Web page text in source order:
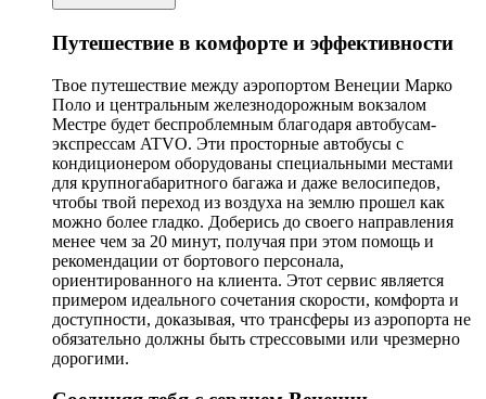
Путешествие в комфорте и эффективности
Твое путешествие между аэропортом Венеции Марко
Поло и центральным железнодорожным вокзалом
Местре будет беспроблемным благодаря автобусам-
экспрессам ATVO. Эти просторные автобусы с
кондиционером оборудованы специальными местами
для крупногабаритного багажа и даже велосипедов,
чтобы твой переход из воздуха на землю прошел как
можно более гладко. Доберись до своего направления
менее чем за 20 минут, получая при этом помощь и
рекомендации от бортового персонала,
ориентированного на клиента. Этот сервис является
примером идеального сочетания скорости, комфорта и
доступности, доказывая, что трансферы из аэропорта не
обязательно должны быть стрессовыми или чрезмерно
дорогими.